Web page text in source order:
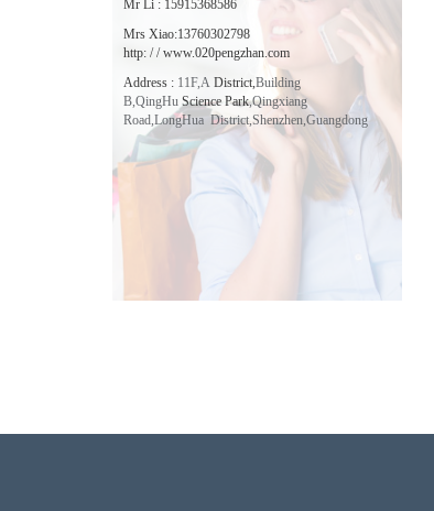
Mr Li : 15915368586
Mrs Xiao:13760302798
http: / / www.020pengzhan.com
Address : 11F,A District,Building
B,QingHu Science Park,Qingxiang
Road,LongHua District,Shenzhen,Guangdong